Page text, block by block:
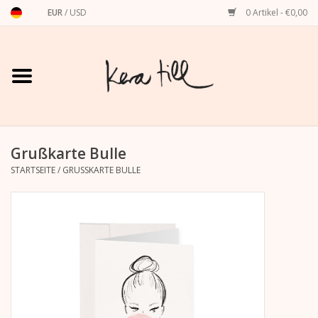
EUR/ USD 0 Artikel - €0,00
Startseite
Art Prints
Grußkarte Bulle
STARTSEITE/ GRUSSKARTE BULLE